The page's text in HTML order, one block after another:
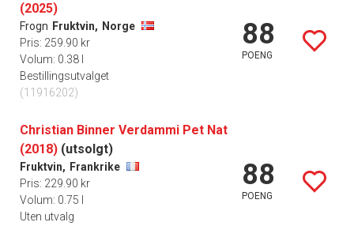
(2025)
Frogn Fruktvin, Norge
Pris: 259.90 kr
Volum: 0.38 l
Bestillingsutvalget
(11916202)
88
POENG
Christian Binner Verdammi Pet Nat
(2018) (utsolgt)
Fruktvin, Frankrike
Pris: 229.90 kr
Volum: 0.75 l
Uten utvalg
88
POENG